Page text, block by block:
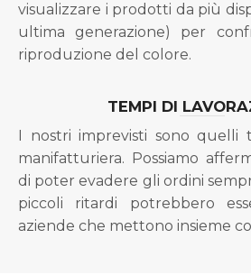
visualizzare i prodotti da più
ultima generazione) per
riproduzione del colore.
TEMPI DI
I nostri imprevisti sono quelli
manifatturiera. Possiamo
di poter evadere gli ordini
piccoli ritardi potrebbero
aziende che mettono insieme